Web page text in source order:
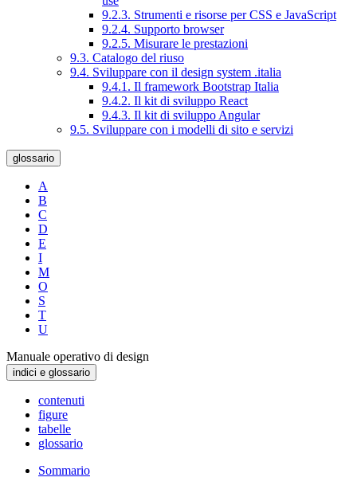
9.2.3. Strumenti e risorse per CSS e JavaScript
9.2.4. Supporto browser
9.2.5. Misurare le prestazioni
9.3. Catalogo del riuso
9.4. Sviluppare con il design system .italia
9.4.1. Il framework Bootstrap Italia
9.4.2. Il kit di sviluppo React
9.4.3. Il kit di sviluppo Angular
9.5. Sviluppare con i modelli di sito e servizi
glossario
A
B
C
D
E
I
M
O
S
T
U
Manuale operativo di design
indici e glossario
contenuti
figure
tabelle
glossario
Sommario